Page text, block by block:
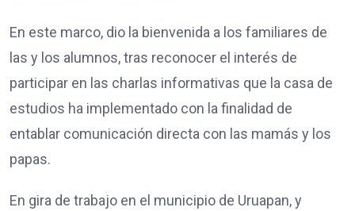
En este marco, dio la bienvenida a los familiares de
las y los alumnos, tras reconocer el interés de
participar en las charlas informativas que la casa de
estudios ha implementado con la finalidad de
entablar comunicación directa con las mamás y los
papas.
En gira de trabajo en el municipio de Uruapan, y